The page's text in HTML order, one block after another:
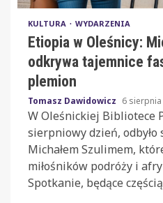
KULTURA WYDARZENIA
Etiopia w Oleśnicy:
odkrywa tajemnice
plemion
Tomasz Dawidowicz 6
W Oleśnickiej Bibliotece
sierpniowy dzień, odbyło
Michałem Szulimem,
miłośników podróży i
Spotkanie, będące